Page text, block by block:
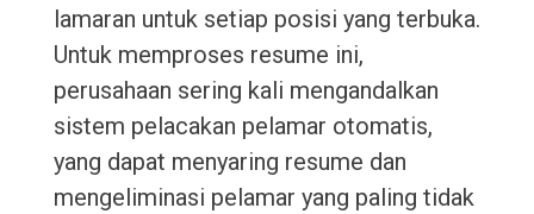
lamaran untuk setiap posisi yang terbuka.
Untuk memproses resume ini,
perusahaan sering kali mengandalkan
sistem pelacakan pelamar otomatis,
yang dapat menyaring resume dan
mengeliminasi pelamar yang paling tidak